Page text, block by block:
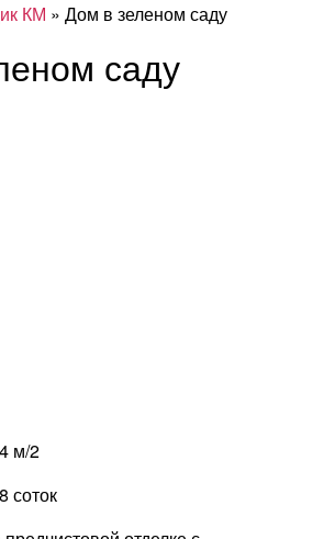
КМ » Дом в зеленом саду
саду
м/2
соток